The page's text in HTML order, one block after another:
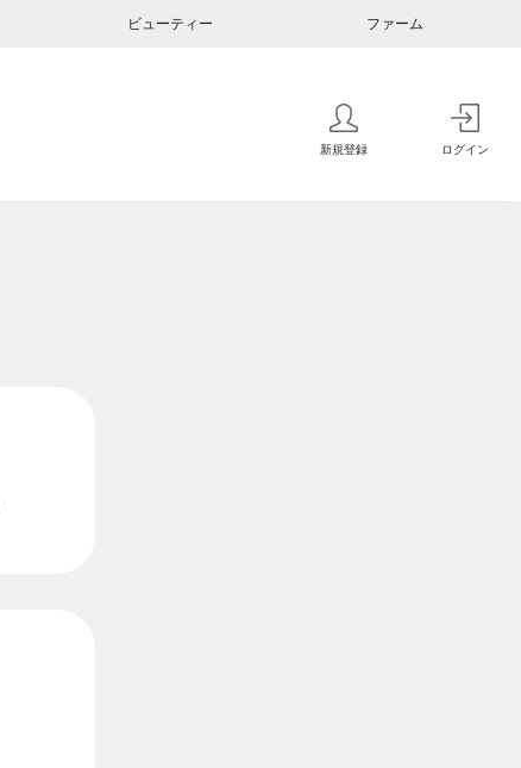
ビューティー ファーム
新規登録 ログイン